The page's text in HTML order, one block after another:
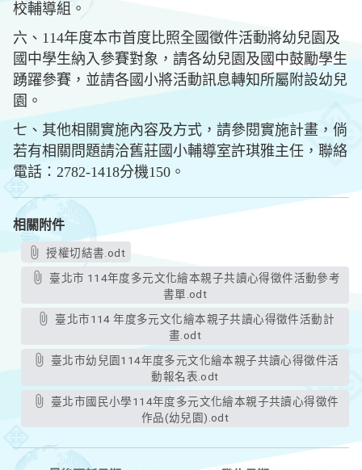
校輔導組。
六、114年度本市首度比照全國徵件活動將幼兒園及
國中學生納入參賽對象，請各幼兒園及國中鼓勵學生
踴躍參賽，並請各國小將活動訊息轉知所屬附設幼兒
園。
七、其他相關實施內容及方式，請參閱實施計畫，倘
若有相關問題請洽舊莊國小輔導室許琪雅主任，聯絡
電話：2782-1418分機150。
相關附件
授權切結書.odt
書單.odt
畫.odt
動報名表.odt
作品(幼兒園).odt